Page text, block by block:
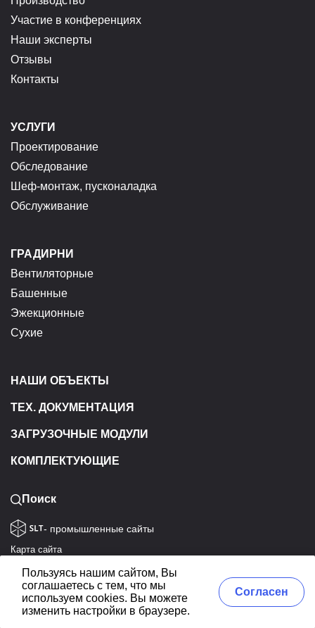
Пользуясь нашим сайтом, Вы
соглашаетесь с тем, что мы
используем cookies. Вы можете
изменить настройки в браузере.
Согласен
Участие в конференциях
Наши эксперты
Отзывы
Контакты
УСЛУГИ
Проектирование
Обследование
Шеф-монтаж, пусконаладка
Обслуживание
ГРАДИРНИ
Вентиляторные
Башенные
Эжекционные
Сухие
НАШИ ОБЪЕКТЫ
ТЕХ. ДОКУМЕНТАЦИЯ
ЗАГРУЗОЧНЫЕ МОДУЛИ
КОМПЛЕКТУЮЩИЕ
Поиск
- промышленные сайты
Карта сайта
Политика конфиденциальности
Согласие на обработку данных
ЭКОТЭП © 1992-2026. Все права защищены